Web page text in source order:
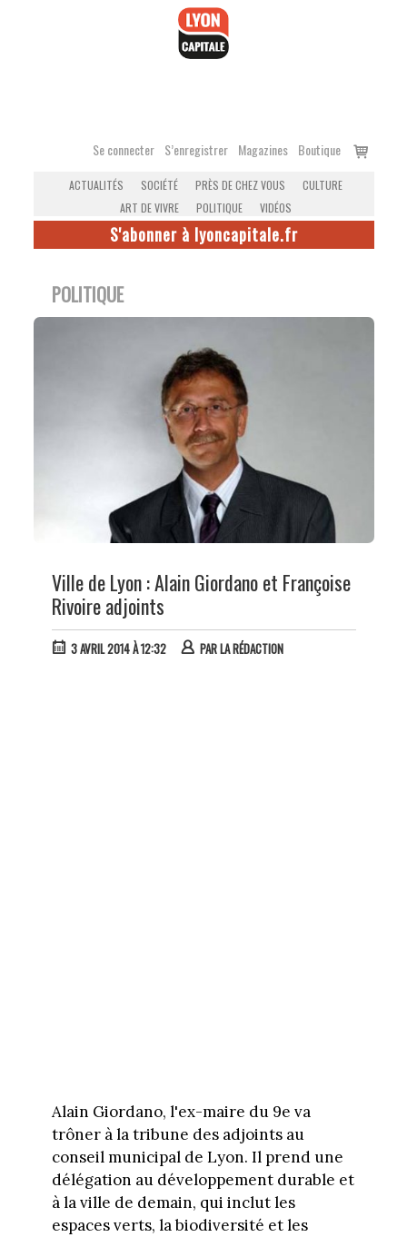
Se connecter S’enregistrer Magazines Boutique
Voir
ACTUALITÉS SOCIÉTÉ PRÈS DE CHEZ VOUS
CULTURE
ART DE VIVRE
POLITIQUE VIDÉOS
S'abonner à lyoncapitale.fr
POLITIQUE
Ville de Lyon : Alain Giordano et Françoise
Rivoire adjoints
3 AVRIL 2014 À 12:32 PARLA RÉDACTION
Alain Giordano, l'ex-maire du 9e va
trôner à la tribune des adjoints au
conseil municipal de Lyon. Il prend une
délégation au développement durable et
à la ville de demain, qui inclut les
espaces verts, la biodiversité et les